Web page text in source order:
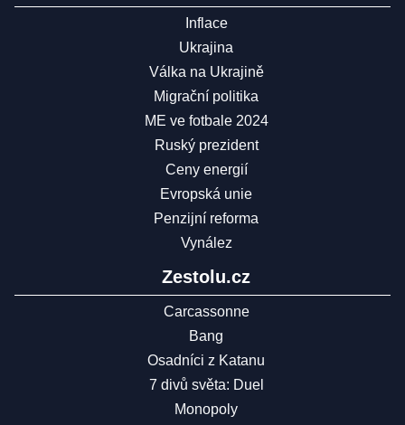
Inflace
Ukrajina
Válka na Ukrajině
Migrační politika
ME ve fotbale 2024
Ruský prezident
Ceny energií
Evropská unie
Penzijní reforma
Vynález
Zestolu.cz
Carcassonne
Bang
Osadníci z Katanu
7 divů světa: Duel
Monopoly